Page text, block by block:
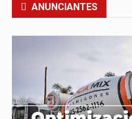
ANUNCIANTES